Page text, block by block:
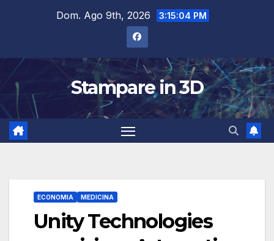
Dom. Ago 9th, 2026 3:15:05 PM
Stampare in 3D
ECONOMIA MEDICINA
Unity Technologies